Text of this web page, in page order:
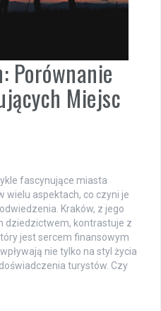
Porównanie
Miejsc
fascynujące miasta
wielu aspektach, co czyni je
Kraków, z jego
dziedzictwem, kontrastuje z
jest sercem finansowym
nie tylko na styl życia
turystów. Czy